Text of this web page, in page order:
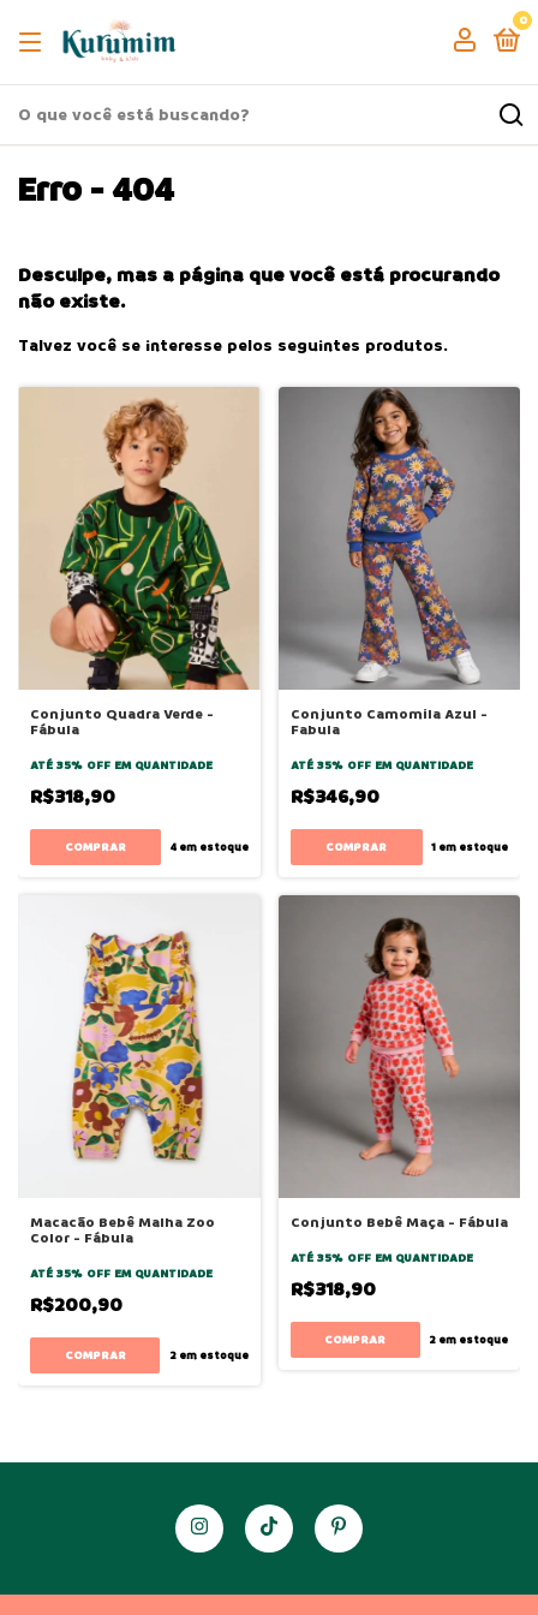
0
Erro - 404
Desculpe, mas a página que você está procurando
não existe.
Talvez você se interesse pelos seguintes produtos.
Conjunto Quadra Verde -
Fábula
ATÉ 35% OFF EM QUANTIDADE
R$318,90
COMPRAR 4em estoque
Conjunto Camomila Azul -
Fabula
ATÉ 35% OFF EM QUANTIDADE
R$346,90
COMPRAR 1 em estoque
Macacão Bebê Malha Zoo
Color - Fábula
ATÉ 35% OFF EM QUANTIDADE
R$200,90
COMPRAR 2em estoque
Conjunto Bebê Maça - Fábula
ATÉ 35% OFF EM QUANTIDADE
R$318,90
COMPRAR 2 em estoque